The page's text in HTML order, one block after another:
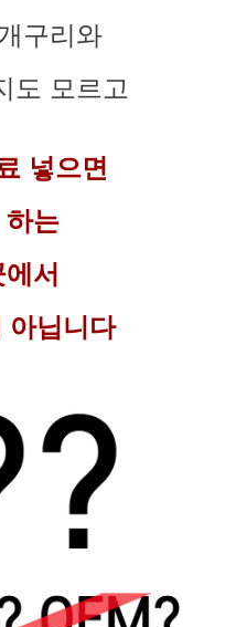
구리와
도 모르고
넣으면
는
서
아닙니다